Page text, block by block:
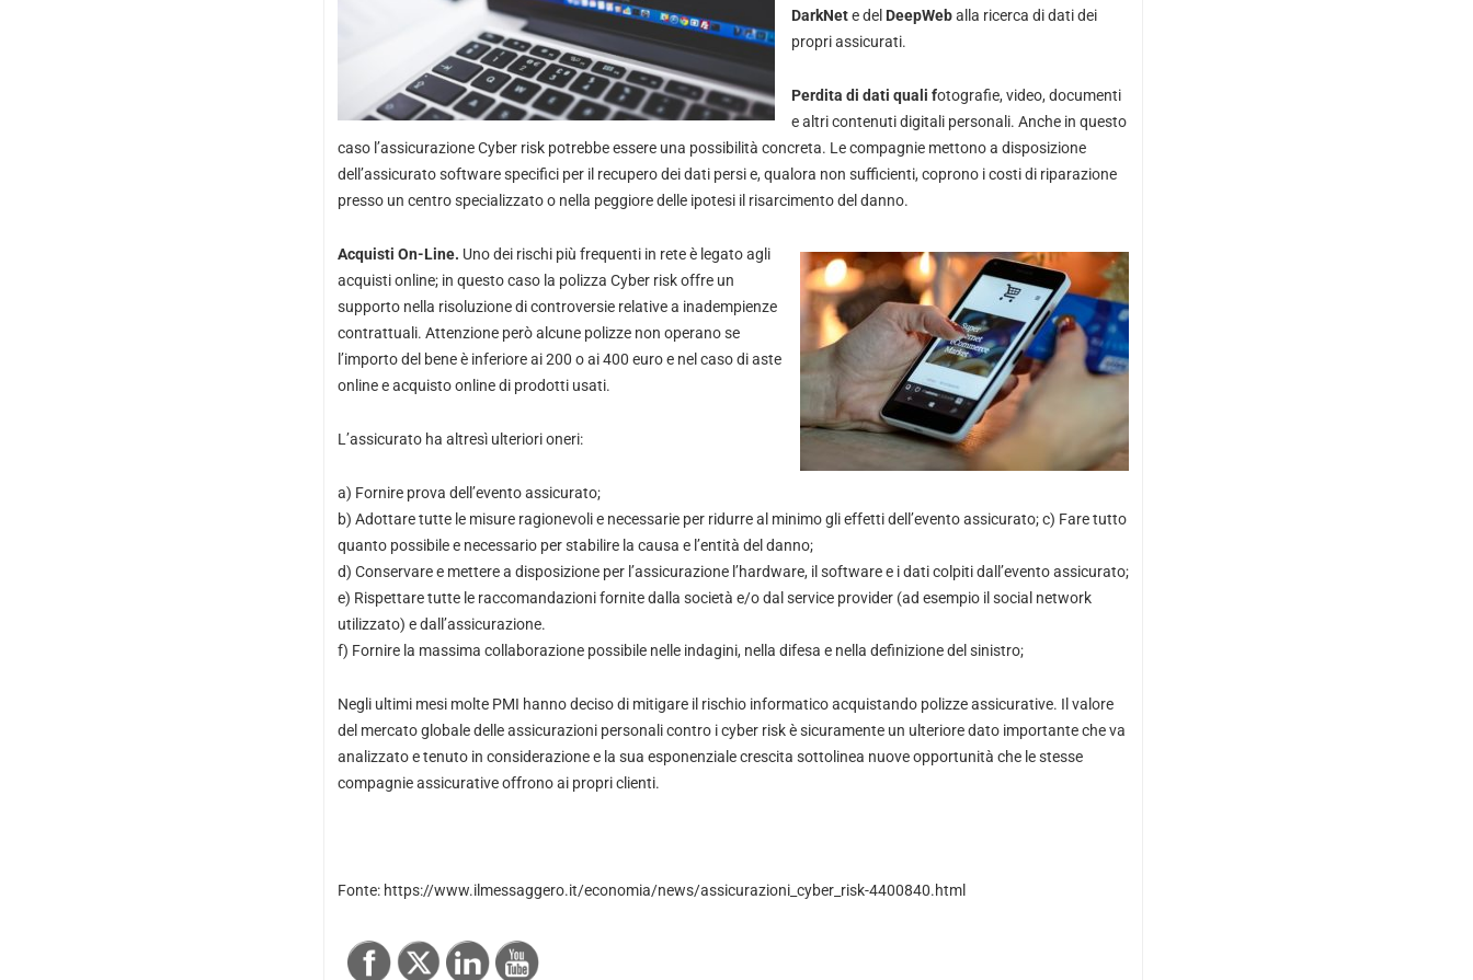
DarkNete del DeepWeballa ricerca di dati dei
propri assicurati.
Perdita di dati quali fotografie, video, documenti
e altri contenuti digitali personali. Anche in questo
caso l’assicurazione Cyber risk potrebbe essere una possibilità concreta. Le compagnie mettono a disposizione
dell’assicurato software specifici per il recupero dei dati persi e, qualora non sufficienti, coprono i costi di riparazione
presso un centro specializzato o nella peggiore delle ipotesi il risarcimento del danno.
Acquisti On-Line. Uno dei rischi più frequenti in rete è legato agli
acquisti online; in questo caso la polizza Cyber risk offre un
supporto nella risoluzione di controversie relative a inadempienze
contrattuali. Attenzione però alcune polizze non operano se
l’importo del bene è inferiore ai 200 o ai 400 euro e nel caso di aste
online e acquisto online di prodotti usati.
L’assicurato ha altresì ulteriori oneri:
a) Fornire prova dell’evento assicurato;
b) Adottare tutte le misure ragionevoli e necessarie per ridurre al minimo gli effetti dell’evento assicurato; c) Fare tutto
quanto possibile e necessario per stabilire la causa e l’entità del danno;
d) Conservare e mettere a disposizione per l’assicurazione l’hardware, il software e i dati colpiti dall’evento assicurato;
e) Rispettare tutte le raccomandazioni fornite dalla società e/o dal service provider (ad esempio il social network
utilizzato) e dall’assicurazione.
f) Fornire la massima collaborazione possibile nelle indagini, nella difesa e nella definizione del sinistro;
Negli ultimi mesi molte PMI hanno deciso di mitigare il rischio informatico acquistando polizze assicurative. Il valore
del mercato globale delle assicurazioni personali contro i cyber risk è sicuramente un ulteriore dato importante che va
analizzato e tenuto in considerazione e la sua esponenziale crescita sottolinea nuove opportunità che le stesse
compagnie assicurative offrono ai propri clienti.
Fonte: https://www.ilmessaggero.it/economia/news/assicurazioni_cyber_risk-4400840.html